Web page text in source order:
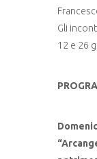
Gli
12 e 26